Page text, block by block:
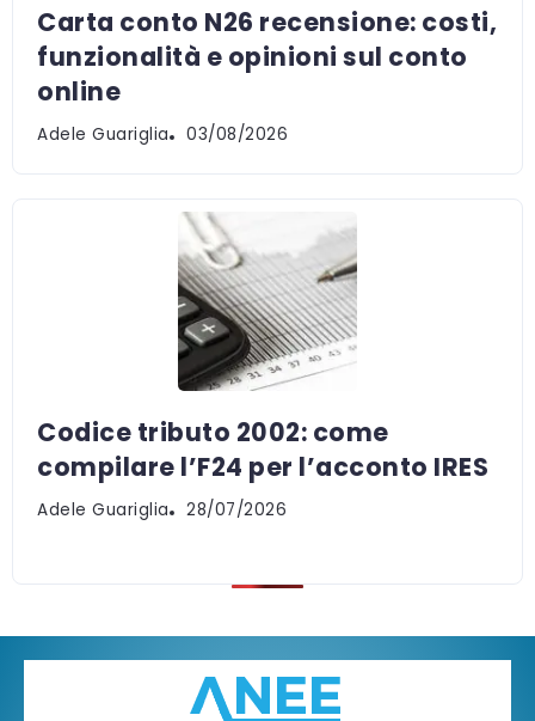
Carta conto N26 recensione: costi,
funzionalità e opinioni sul conto
online
Adele Guariglia 03/08/2026
Codice tributo 2002: come
compilare l’F24 per l’acconto IRES
Adele Guariglia 28/07/2026